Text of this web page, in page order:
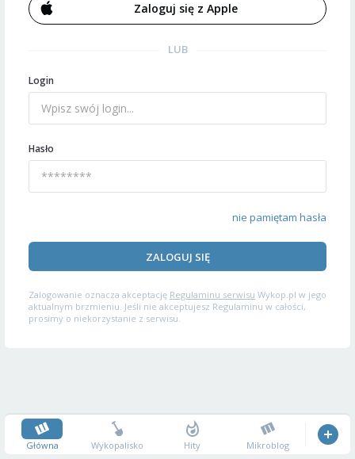
Zaloguj się z Apple
LUB
Login
Hasło
nie pamiętam hasła
ZALOGUJ SIĘ
Zalogowanie oznacza akceptację Regulaminu serwisu Wykop.pl w jego
aktualnym brzmieniu. Jeśli nie akceptujesz Regulaminu w całości,
prosimy o niekorzystanie z serwisu.
Główna Wykopalisko Hity Mikroblog